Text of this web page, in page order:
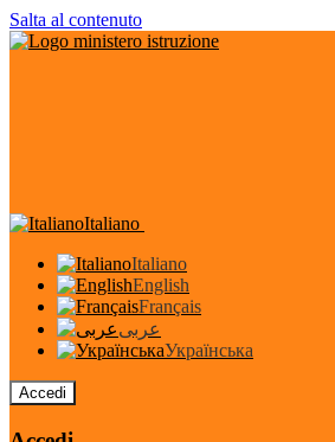
Salta al contenuto
Italiano
Italiano
English
Français
عربى
Українська
Accedi